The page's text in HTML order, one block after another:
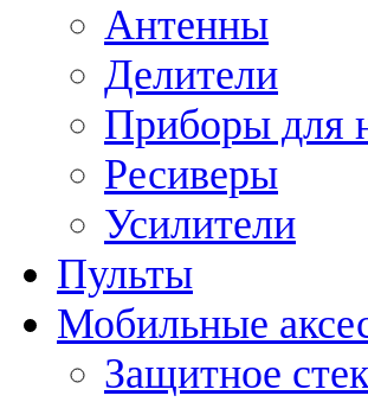
Антенны
Делители
Приборы для
Ресиверы
Усилители
Пульты
Мобильные
Защитное